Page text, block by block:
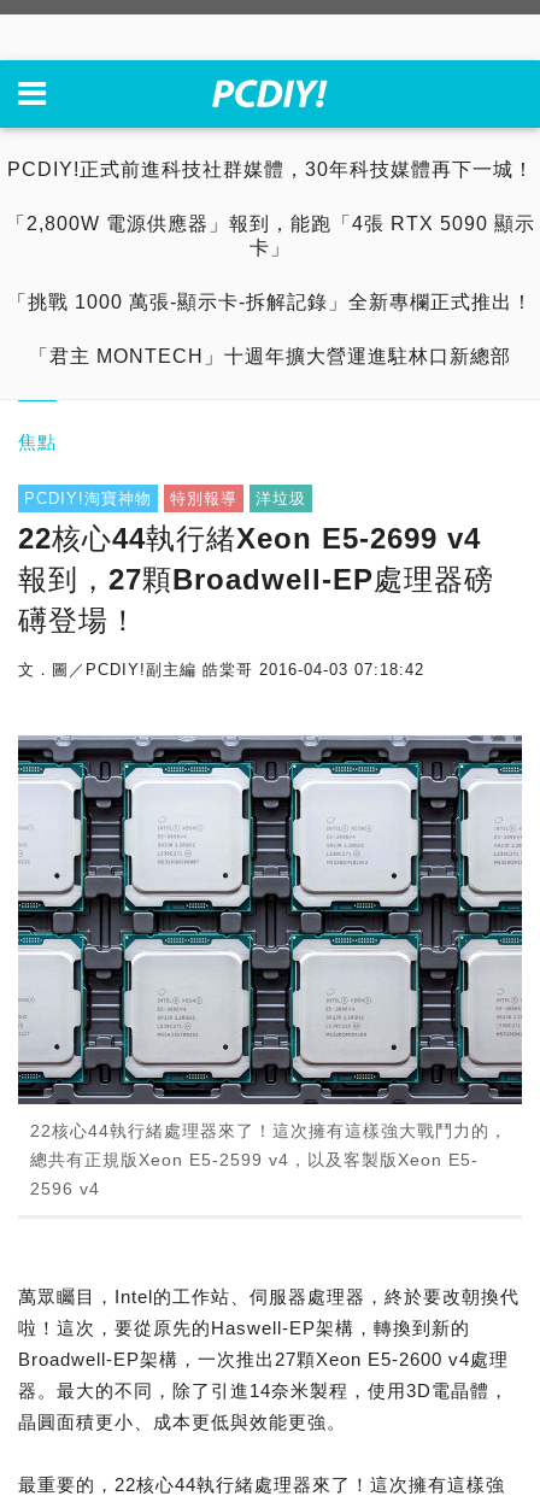
PCDIY!正式前進科技社群媒體，30年科技媒體再下一城！
「2,800W 電源供應器」報到，能跑「4張 RTX 5090 顯示
卡」
「挑戰 1000 萬張-顯示卡-拆解記錄」全新專欄正式推出！
「君主 MONTECH」十週年擴大營運進駐林口新總部
焦點
PCDIY!淘寶神物 特別報導 洋垃圾
22核心44執行緒Xeon E5-2699 v4
報到，27顆Broadwell-EP處理器磅
礡登場！
文．圖／PCDIY!副主編 皓棠哥 2016-04-03 07:18:42
22核心44執行緒處理器來了！這次擁有這樣強大戰鬥力的，
總共有正規版Xeon E5-2599 v4，以及客製版Xeon E5-
2596 v4
萬眾矚目，Intel的工作站、伺服器處理器，終於要改朝換代
啦！這次，要從原先的Haswell-EP架構，轉換到新的
Broadwell-EP架構，一次推出27顆Xeon E5-2600 v4處理
器。最大的不同，除了引進14奈米製程，使用3D電晶體，
晶圓面積更小、成本更低與效能更強。
最重要的，22核心44執行緒處理器來了！這次擁有這樣強